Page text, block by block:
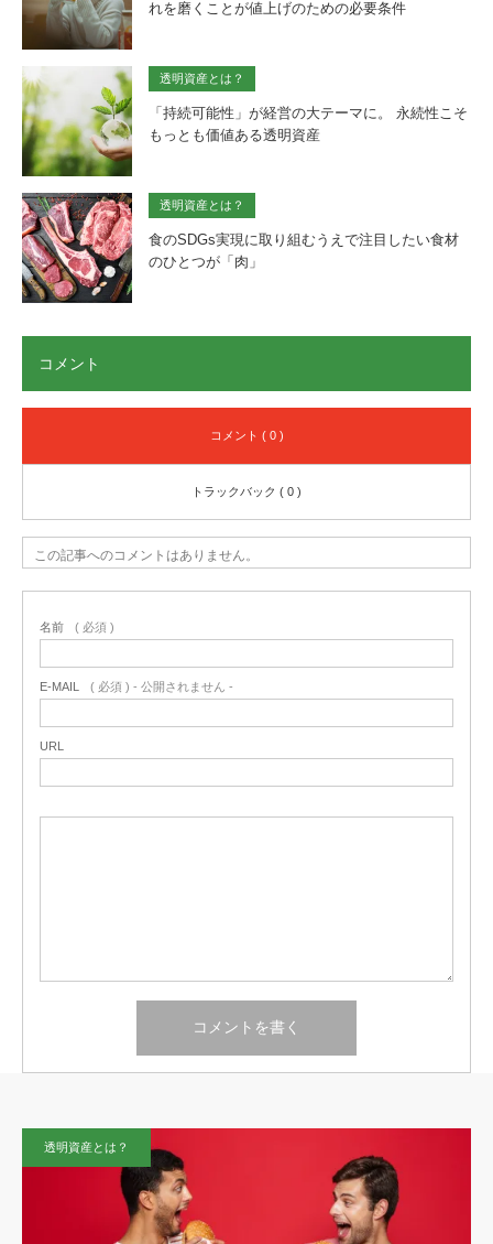
れを磨くことが値上げのための必要条件
透明資産とは？
「持続可能性」が経営の大テーマに。 永続性こそ
もっとも価値ある透明資産
透明資産とは？
食のSDGs実現に取り組むうえで注目したい食材
のひとつが「肉」
コメント
コメント ( 0 )
トラックバック ( 0 )
この記事へのコメントはありません。
名前 ( 必須 )
E-MAIL ( 必須 ) - 公開されません -
URL
透明資産とは？